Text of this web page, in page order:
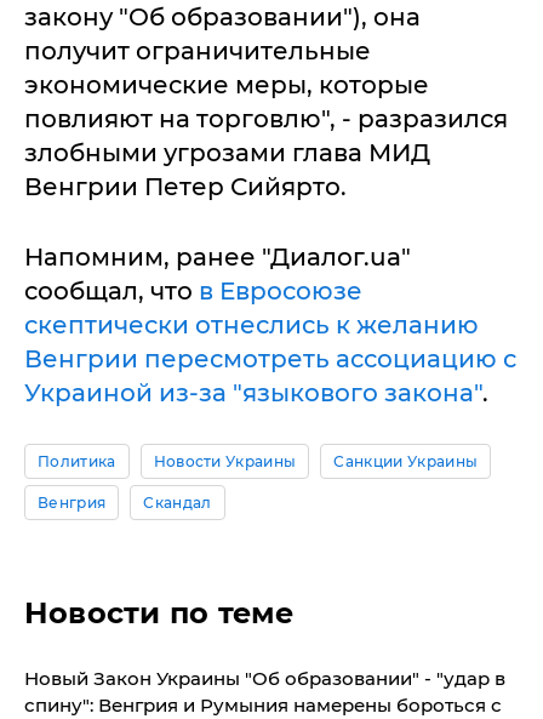
закону "Об образовании"), она
получит ограничительные
экономические меры, которые
повлияют на торговлю", - разразился
злобными угрозами глава МИД
Венгрии Петер Сийярто.
Напомним, ранее "Диалог.ua"
сообщал, что в Евросоюзе
скептически отнеслись к желанию
Венгрии пересмотреть ассоциацию с
Украиной из-за "языкового закона".
Политика Новости Украины Санкции Украины
Венгрия Скандал
Новости по теме
Новый Закон Украины "Об образовании" - "удар в
спину": Венгрия и Румыния намерены бороться с